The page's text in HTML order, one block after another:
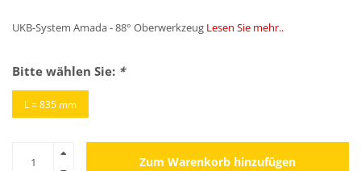
UKB-System Amada - 88° Oberwerkzeug Lesen Sie mehr..
Bitte wählen Sie: *
L = 835 mm
Zum Warenkorb hinzufügen